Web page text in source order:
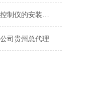
混凝土标准养护室控制仪的安装及操作方法
司贵州总代理